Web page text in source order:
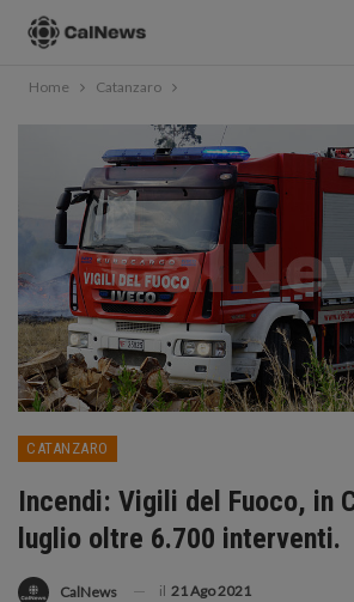
Home Catanzaro
CATANZARO
Incendi: Vigili del Fuoco, in
luglio oltre 6.700 interventi.
CalNews il 21 Ago 2021